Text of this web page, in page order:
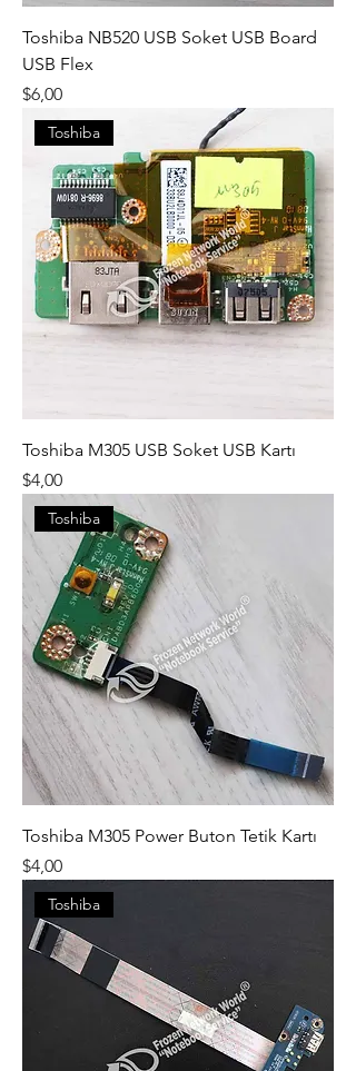
Toshiba NB520 USB Soket USB Board
USB Flex
Fiyat
$6,00
Toshiba
Toshiba M305 USB Soket USB Kartı
Fiyat
$4,00
Toshiba
Toshiba M305 Power Buton Tetik Kartı
Fiyat
$4,00
Toshiba